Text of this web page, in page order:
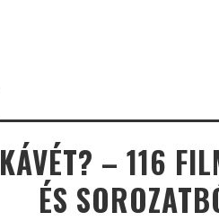
KÁVÉT? – 116
ÉS